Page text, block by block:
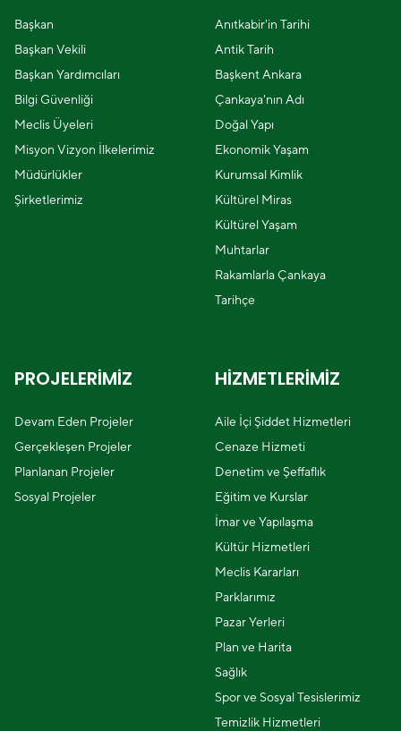
Başkan
Başkan Vekili
Başkan Yardımcıları
Bilgi Güvenliği
Meclis Üyeleri
Misyon Vizyon İlkelerimiz
Müdürlükler
Şirketlerimiz
Anıtkabir'in Tarihi
Antik Tarih
Başkent Ankara
Çankaya'nın Adı
Doğal Yapı
Ekonomik Yaşam
Kurumsal Kimlik
Kültürel Miras
Kültürel Yaşam
Muhtarlar
Rakamlarla Çankaya
Tarihçe
PROJELERİMİZ
Devam Eden Projeler
Gerçekleşen Projeler
Planlanan Projeler
Sosyal Projeler
HİZMETLERİMİZ
Aile İçi Şiddet Hizmetleri
Cenaze Hizmeti
Denetim ve Şeffaflık
Eğitim ve Kurslar
İmar ve Yapılaşma
Kültür Hizmetleri
Meclis Kararları
Parklarımız
Pazar Yerleri
Plan ve Harita
Sağlık
Spor ve Sosyal Tesislerimiz
Temizlik Hizmetleri